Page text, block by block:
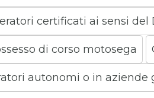
certificati ai sensi del
di corso motosega
autonomi o in aziende